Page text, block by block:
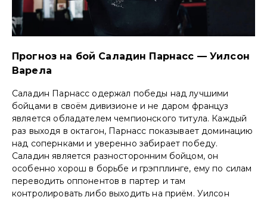
Прогноз на бой Саладин Парнасс — Уилсон
Варела
Саладин Парнасс одержал победы над лучшими
бойцами в своём дивизионе и не даром француз
является обладателем чемпионского титула. Каждый
раз выходя в октагон, Парнасс показывает доминацию
над сопернками и уверенно забирает победу.
Саладин является разносторонним бойцом, он
особенно хорош в борьбе и грэпплинге, ему по силам
переводить оппонентов в партер и там
контролировать либо выходить на приём. Уилсон